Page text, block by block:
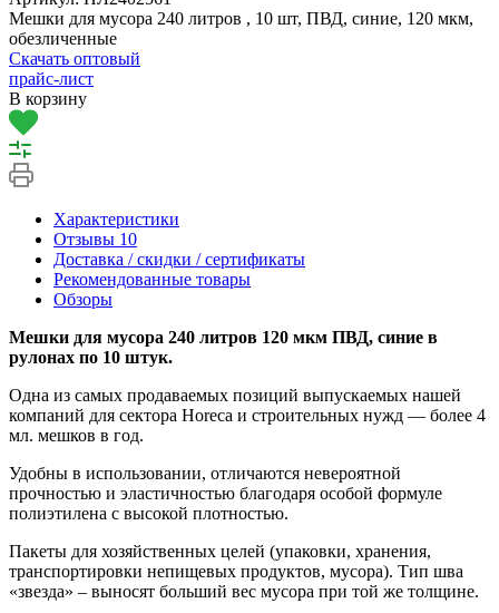
Мешки для мусора 240 литров , 10 шт, ПВД, синие, 120 мкм,
обезличенные
Скачать оптовый
прайс-лист
В корзину
Характеристики
Отзывы 10
Доставка / скидки / сертификаты
Рекомендованные товары
Обзоры
Мешки для мусора 240 литров 120 мкм ПВД, синие в
рулонах по 10 штук.
Одна из самых продаваемых позиций выпускаемых нашей
компаний для сектора Horeca и строительных нужд — более 4
мл. мешков в год.
Удобны в использовании, отличаются невероятной
прочностью и эластичностью благодаря особой формуле
полиэтилена с высокой плотностью.
Пакеты для хозяйственных целей (упаковки, хранения,
транспортировки непищевых продуктов, мусора). Тип шва
«звезда» – выносят больший вес мусора при той же толщине.